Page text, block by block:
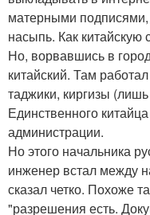
матерными подписями,
насыпь. Как китайскую
Но, ворвавшись в
китайский. Там
таджики, киргизы
Единственного
администрации.
Но этого начальника
инженер встал между
сказал четко. Похоже
"разрешения есть.